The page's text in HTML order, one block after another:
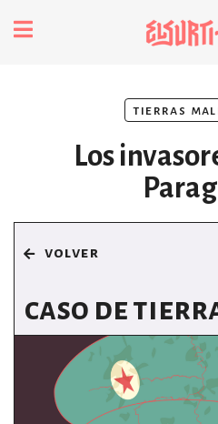
Futuros
Soberanas
Despacio
especiales
invasores vip
tierras
Los
caso de
volver